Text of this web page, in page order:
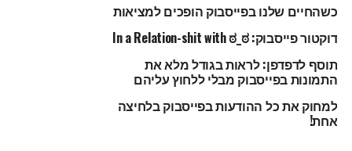
כשהחיים שלנו בפייסבוק הופכים למציאות
דוקטור פייסבוק: In a Relation-shit with ಠ_ಠ
תוסף לדפדפן: לראות בגודל מלא את
התמונות בפייסבוק מבלי ללחוץ עליהם
למחוק את כל ההודעות בפייסבוק בלחיצה
אחת!